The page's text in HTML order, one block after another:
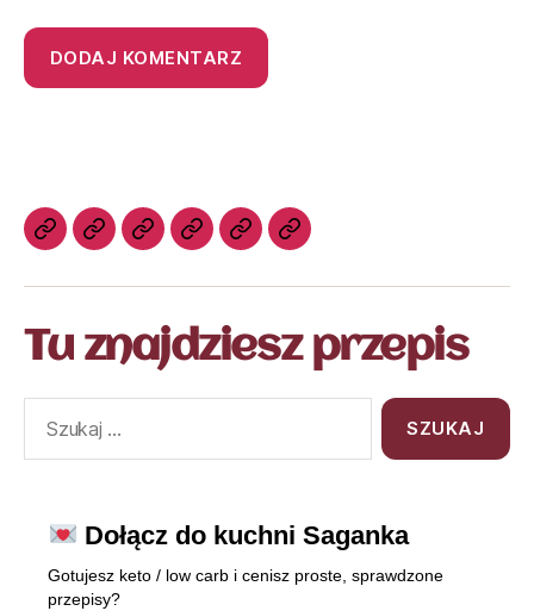
Tu znajdziesz przepis
Dołącz do kuchni Saganka
Gotujesz keto / low carb i cenisz proste, sprawdzone
przepisy?